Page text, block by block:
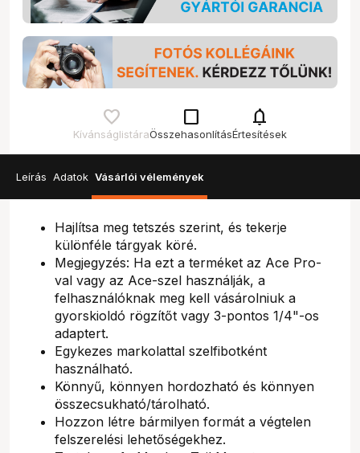
Kívánságlistára
check_box_outline_blank
Összehasonlítás
notifications
Értesítések
Leírás Adatok Vásárlói vélemények
Hajlítsa meg tetszés szerint, és tekerje
különféle tárgyak köré.
Megjegyzés: Ha ezt a terméket az Ace Pro-
val vagy az Ace-szel használják, a
felhasználóknak meg kell vásárolniuk a
gyorskioldó rögzítőt vagy 3-pontos 1/4"-os
adaptert.
Egykezes markolattal szelfibotként
használható.
Könnyű, könnyen hordozható és könnyen
összecsukható/tárolható.
Hozzon létre bármilyen formát a végtelen
felszerelési lehetőségekhez.